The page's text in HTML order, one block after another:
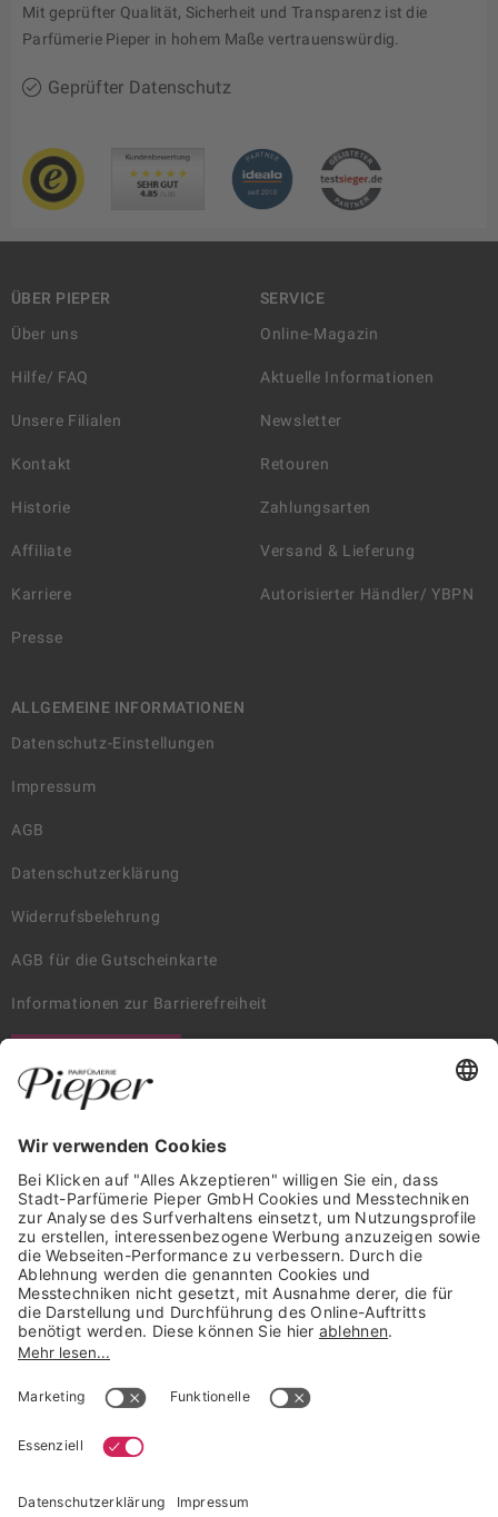
Mit geprüfter Qualität, Sicherheit und Transparenz ist die
Parfümerie Pieper in hohem Maße vertrauenswürdig.
Geprüfter Datenschutz
ÜBER PIEPER
Über uns
Hilfe/ FAQ
Unsere Filialen
Kontakt
Historie
Affiliate
Karriere
Presse
SERVICE
Online-Magazin
Aktuelle Informationen
Newsletter
Retouren
Zahlungsarten
Versand & Lieferung
Autorisierter Händler/ YBPN
ALLGEMEINE INFORMATIONEN
Datenschutz-Einstellungen
Impressum
AGB
Datenschutzerklärung
Widerrufsbelehrung
AGB für die Gutscheinkarte
Informationen zur Barrierefreiheit
Trusted Shops Mitglied seit 2010
* unverbindliche Preisempfehlung der Verbundgruppe beauty alliance